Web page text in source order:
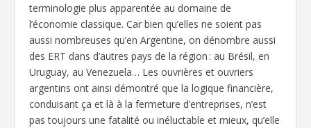
terminologie plus apparentée au domaine de
l’économie classique. Car bien qu’elles ne soient pas
aussi nombreuses qu’en Argentine, on dénombre aussi
des ERT dans d’autres pays de la région : au Brésil, en
Uruguay, au Venezuela… Les ouvrières et ouvriers
argentins ont ainsi démontré que la logique financière,
conduisant ça et là à la fermeture d’entreprises, n’est
pas toujours une fatalité ou inéluctable et mieux, qu’elle